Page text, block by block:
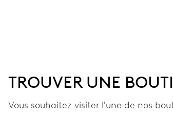
Réserve de marche
CALIBRE
TROUVER UNE
Vous souhaitez visiter l'une de nos